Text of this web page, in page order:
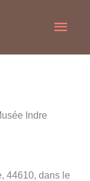
Indre
44610, dans le